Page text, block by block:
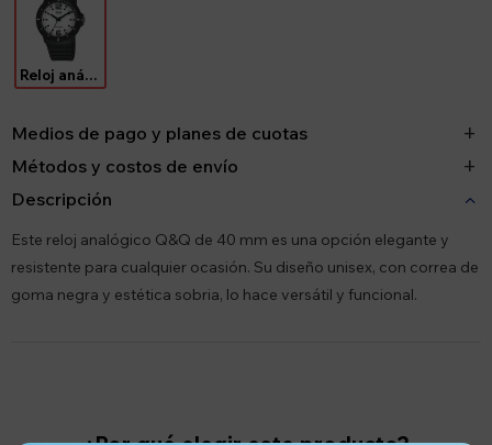
Reloj análogo Q&Q unisex
Medios de pago y planes de cuotas
Métodos y costos de envío
Descripción
Este reloj analógico Q&Q de 40 mm es una opción elegante y
resistente para cualquier ocasión. Su diseño unisex, con correa de
goma negra y estética sobria, lo hace versátil y funcional.